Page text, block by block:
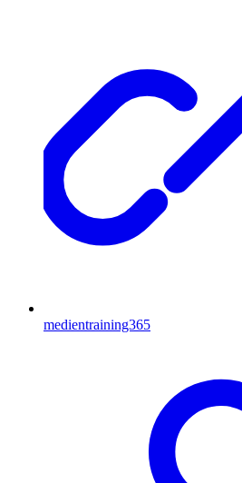
medientraining365